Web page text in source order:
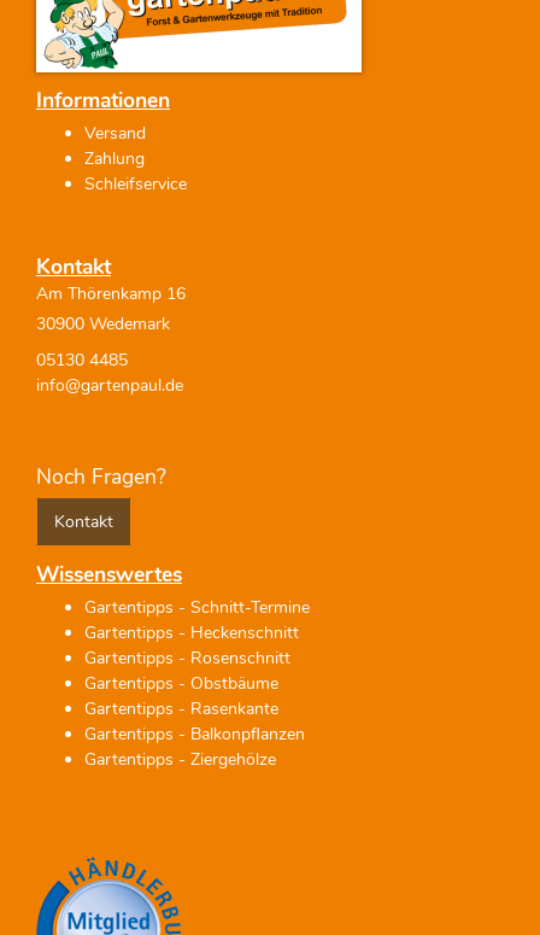
Informationen
Versand
Zahlung
Schleifservice
Kontakt
Am Thörenkamp 16
30900 Wedemark
05130 4485
info@gartenpaul.de
Noch Fragen?
Kontakt
Wissenswertes
Gartentipps - Schnitt-Termine
Gartentipps - Heckenschnitt
Gartentipps - Rosenschnitt
Gartentipps - Obstbäume
Gartentipps - Rasenkante
Gartentipps - Balkonpflanzen
Gartentipps - Ziergehölze